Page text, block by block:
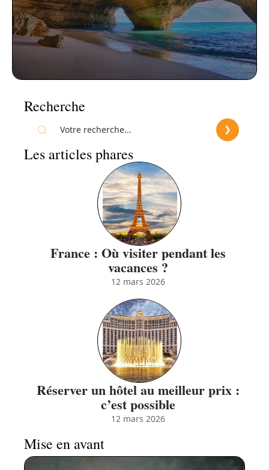
Recherche
Les articles phares
France : Où visiter pendant les
vacances ?
12 mars 2026
Réserver un hôtel au meilleur prix :
c’est possible
12 mars 2026
Mise en avant